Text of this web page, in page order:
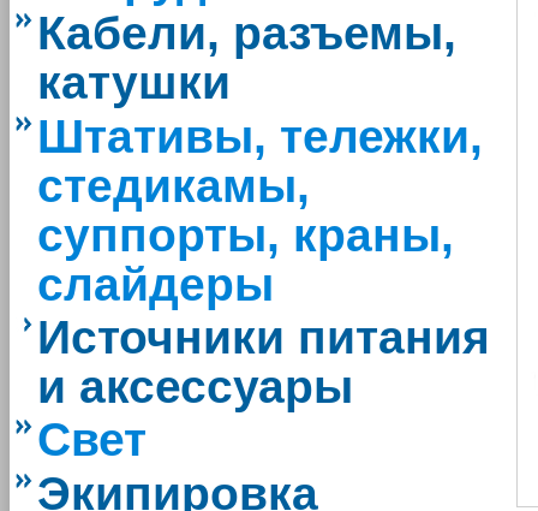
Кабели, разъемы,
катушки
Штативы, тележки,
стедикамы,
суппорты, краны,
слайдеры
Источники питания
и аксессуары
Свет
Экипировка